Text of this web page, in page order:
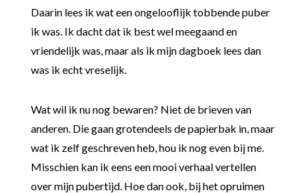
Daarin lees ik wat een ongelooflijk tobbende puber
ik was. Ik dacht dat ik best wel meegaand en
vriendelijk was, maar als ik mijn dagboek lees dan
was ik echt vreselijk.
Wat wil ik nu nog bewaren? Niet de brieven van
anderen. Die gaan grotendeels de papierbak in, maar
wat ik zelf geschreven heb, hou ik nog even bij me.
Misschien kan ik eens een mooi verhaal vertellen
over mijn pubertijd. Hoe dan ook, bij het opruimen